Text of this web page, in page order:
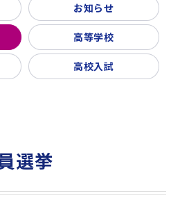
ご利用ガイド
お知らせ
高等学校
高校入試
選挙